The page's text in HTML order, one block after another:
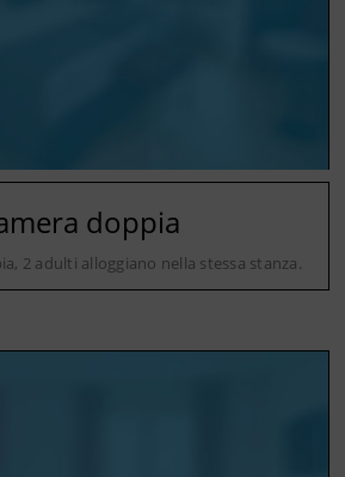
doppia
2 adulti alloggiano nella stessa stanza.